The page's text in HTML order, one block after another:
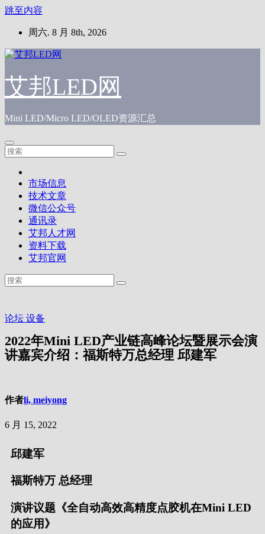
跳至内容
周六. 8 月 8th, 2026
艾邦LED网
Mini LED/Micro LED/OLED资源汇总
市场信息
技术文章
微信公众号
通讯录
艾邦人才网
资料下载
艾邦官网
论坛 设备
2022年Mini LED产业链高峰论坛暨展示会演
讲嘉宾介绍：福斯特万总经理 邱建军
作者li, meiyong
6 月 15, 2022
邱建军
福斯特万 总经理
演讲议题《全自动高效高精度点胶机在Mini LED
的应用》